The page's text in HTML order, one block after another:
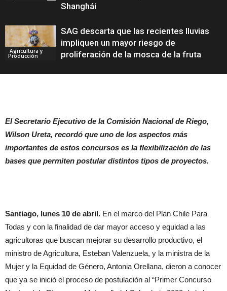
Shanghái
Agricultura y
Producción
SAG descarta que las recientes lluvias
impliquen un mayor riesgo de
proliferación de la mosca de la fruta
El Secretario Ejecutivo de la Comisión Nacional de Riego,
Wilson Ureta, recordó que uno de los aspectos más
importantes de estos concursos es la flexibilización de las
bases que permiten postular distintos tipos de proyectos.
Santiago, lunes 10 de abril. En el marco del Plan Chile Para
Todas y con la finalidad de dar mayor acceso y equidad a las
agricultoras que buscan mejorar su desarrollo productivo, el
ministro de Agricultura, Esteban Valenzuela, y la ministra de la
Mujer y la Equidad de Género, Antonia Orellana, dieron a conocer
que ya se inició el proceso de postulación al “Primer Concurso